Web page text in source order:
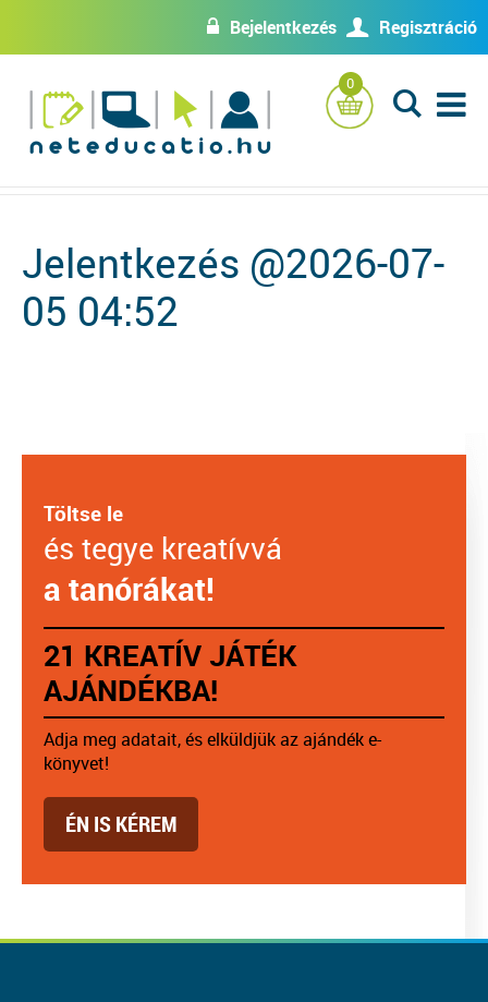
w Bejelentkezés U Regisztráció
0
L
Jelentkezés @2026-07-
05 04:52
Töltse le
és tegye kreatívvá
a tanórákat!
21 KREATÍV JÁTÉK
AJÁNDÉKBA!
Adja meg adatait, és elküldjük az ajándék e-
könyvet!
ÉN IS KÉREM